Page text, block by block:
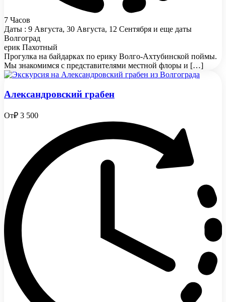
7 Часов
Даты : 9 Августа, 30 Августа, 12 Сентября и еще даты
Волгоград
ерик Пахотный
Прогулка на байдарках по ерику Волго-Ахтубинской поймы.
Мы знакомимся с представителями местной флоры и […]
Александровский грабен
От₽ 3 500